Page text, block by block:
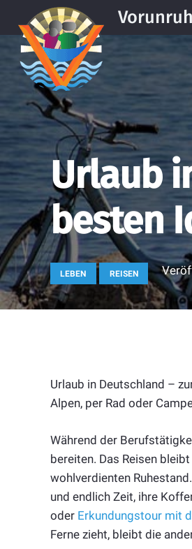
Urlaub
besten
LEBEN REISEN
Urlaub in Deutschland –
Alpen, per Rad oder
Während der
bereiten. Das Reisen
wohlverdienten
und endlich Zeit, ihre
oder Erkundungstour mit
Ferne zieht, bleibt die